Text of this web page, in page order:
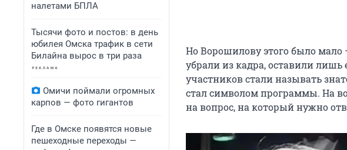
налетами БПЛА
Тысячи фото и постов: в день
юбилея Омска трафик в сети
Билайна вырос в три раза
Омичи поймали огромных
карпов — фото гигантов
Где в Омске появятся новые
пешеходные переходы —
Но Ворошилову этого было мало
убрали из кадра, оставили
участников стали называть
стал символом программы. На
на вопрос, на который нужно